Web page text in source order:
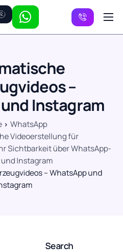
–
Instagram
WhatsApp
Videoerstellung für
Sichtbarkeit über WhatsApp-
Instagram
– WhatsApp und
Search